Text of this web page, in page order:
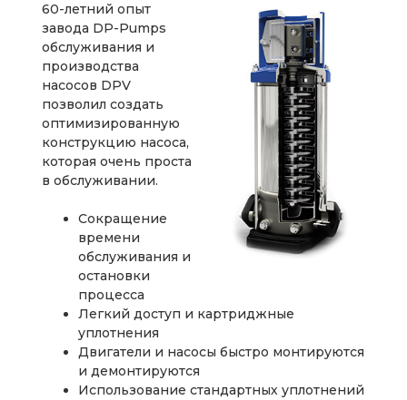
60-летний опыт
завода DP-Pumps
обслуживания и
производства
насосов DPV
позволил создать
оптимизированную
конструкцию насоса,
которая очень проста
в обслуживании.
Сокращение
времени
обслуживания и
остановки
процесса
Легкий доступ и картриджные
уплотнения
Двигатели и насосы быстро монтируются
и демонтируются
Использование стандартных уплотнений